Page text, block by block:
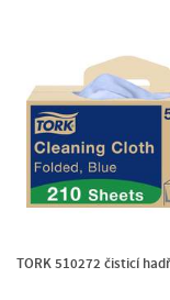
TORK 510272 čisticí